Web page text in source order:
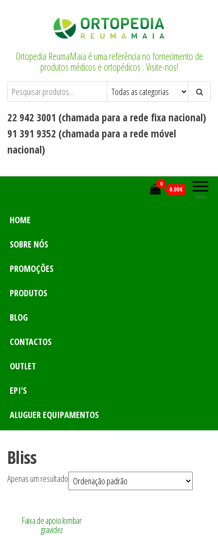
Ortopedia ReumaMaia é uma referência no fornecimento de
produtos médicos e ortopédicos . Visite-nos!
22 942 3001 (chamada para a rede fixa nacional)
91 391 9352 (chamada para a rede móvel
nacional)
Menu
0
0.00€
HOME
SOBRE NÓS
PROMOÇÕES
PRODUTOS
BLOG
CONTACTOS
OUTLET
EPI'S
ALUGUER EQUIPAMENTOS
Bliss
Apenas um resultado
Faixa de apoio lombar
gravidez